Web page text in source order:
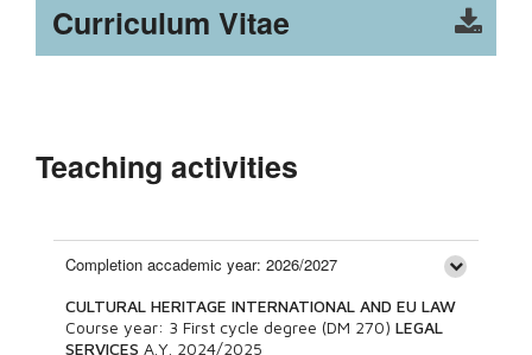
Curriculum Vitae
Teaching activities
Completion accademic year: 2026/2027
CULTURAL HERITAGE INTERNATIONAL AND EU LAW
Course year: 3 First cycle degree (DM 270) LEGAL
SERVICES A.Y. 2024/2025